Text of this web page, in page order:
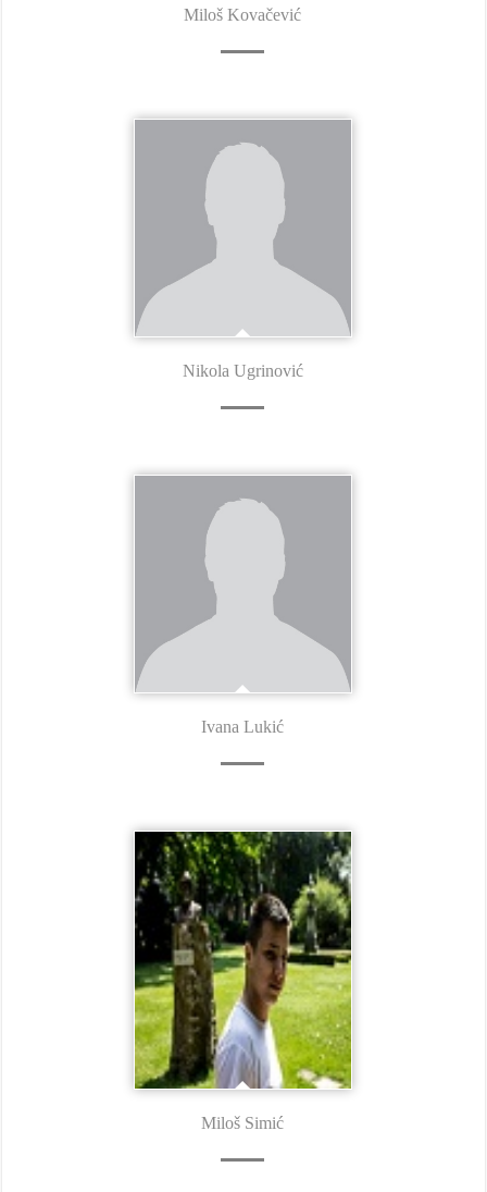
Miloš Kovačević
Nikola Ugrinović
Ivana Lukić
Miloš Simić